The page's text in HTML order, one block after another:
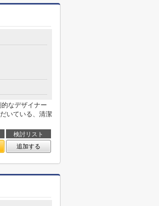
なデザイナー
いている、清潔
検討リスト
追加する